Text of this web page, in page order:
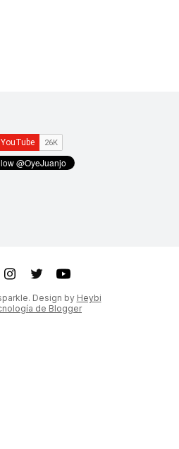
de Blogger
Design by Heybi